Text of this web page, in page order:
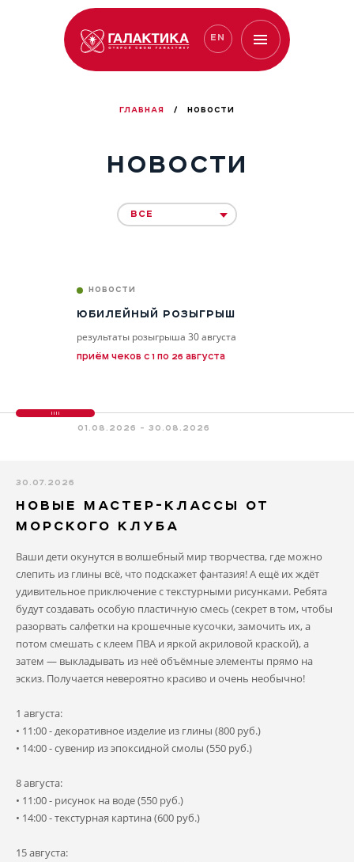
EN
ГЛАВНАЯ / НОВОСТИ
НОВОСТИ
ВСЕ
НОВОСТИ
ЮБИЛЕЙНЫЙ РОЗЫГРЫШ
результаты розыгрыша 30 августа
приём чеков с 1 по 26 августа
01.08.2026 - 30.08.2026
30.07.2026
НОВЫЕ МАСТЕР-КЛАССЫ ОТ
МОРСКОГО КЛУБА
Ваши дети окунутся в волшебный мир творчества, где можно
слепить из глины всё, что подскажет фантазия! А ещё их ждёт
удивительное приключение с текстурными рисунками. Ребята
будут создавать особую пластичную смесь (секрет в том, чтобы
разорвать салфетки на крошечные кусочки, замочить их, а
потом смешать с клеем ПВА и яркой акриловой краской), а
затем — выкладывать из неё объёмные элементы прямо на
эскиз. Получается невероятно красиво и очень необычно!
1 августа:
• 11:00 - декоративное изделие из глины (800 руб.)
• 14:00 - сувенир из эпоксидной смолы (550 руб.)
8 августа:
• 11:00 - рисунок на воде (550 руб.)
• 14:00 - текстурная картина (600 руб.)
15 августа: